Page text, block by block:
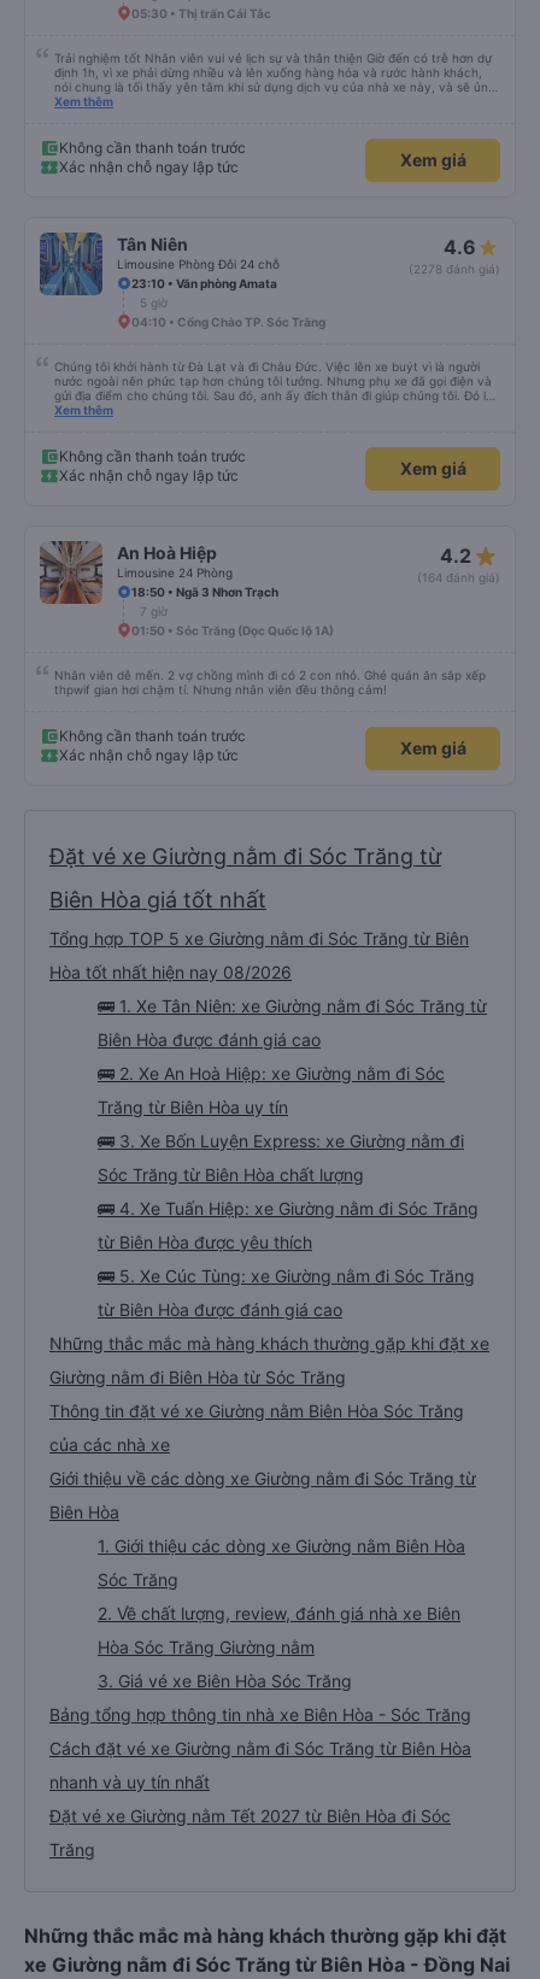
&quot;B Bạn bị sao vậy?&quot; Chuyện gì xảy ra với bạn vậy?&quot; Bây giờ
là 2:30 và tôi đang nói về nó. ạn bằng xe bu lông Limousine. Tôi nghĩ tài xế
nếu không có tài xế... Cảm ơn các bạn rất nhiều.
05:30 • Thị trấn Cái Tắc
Trải nghiệm tốt Nhân viên vui vẻ lịch sự và thân thiện Giờ đến có trễ hơn dự
định 1h, vì xe phải dừng nhiều và lên xuống hàng hóa và rước hành khách,
nói chung là tối thấy yên tâm khi sử dụng dịch vụ của nhà xe này, và sẽ ủng
hộ và giới thiệu cho người thân sử dụng dịch vụ của nhà xe này
Xem thêm
Không cần thanh toán trước
Xác nhận chỗ ngay lập tức
Xem giá
Tân Niên
Limousine Phòng Đôi 24 chỗ
4.6
(2278 đánh giá)
23:10 • Văn phòng Amata
5 giờ
04:10 • Cổng Chào TP. Sóc Trăng
Chúng tôi khởi hành từ Đà Lạt và đi Châu Đức. Việc lên xe buýt vì là người
nước ngoài nên phức tạp hơn chúng tôi tưởng. Nhưng phụ xe đã gọi điện và
gửi địa điểm cho chúng tôi. Sau đó, anh ấy đích thân đi giúp chúng tôi. Đó là
lần đầu tiên đi xe giường nằm với hai đứa trẻ nhỏ khá thú vị. Chúng tôi không
điểm dừng, họ đánh thức chúng tôi dậy và đảm bảo chúng tôi đã sẵn sàng.
Nhìn chung, đó là một trải nghiệm tốt. Mỗi giường đều có gối và chăn, và đủ
chỗ cho 1 người lớn và 1 trẻ em nằm thoải mái.
Xem thêm
Không cần thanh toán trước
Xác nhận chỗ ngay lập tức
Xem giá
An Hoà Hiệp
Limousine 24 Phòng
4.2 star_rate
(164 đánh giá)
18:50 • Ngã 3 Nhơn Trạch
7 giờ
01:50 • Sóc Trăng (Dọc Quốc lộ 1A)
Nhân viên dễ mến. 2 vợ chồng mình đi có 2 con nhỏ. Ghé quán ăn sắp xếp
thpwif gian hơi chậm tí. Nhưng nhân viên đều thông cảm!
Không cần thanh toán trước
Xác nhận chỗ ngay lập tức
Xem giá
Đặt vé xe Giường nằm đi Sóc Trăng từ
Biên Hòa giá tốt nhất
Tổng hợp TOP 5 xe Giường nằm đi Sóc Trăng từ Biên
Hòa tốt nhất hiện nay 08/2026
🚌 1. Xe Tân Niên: xe Giường nằm đi Sóc Trăng từ
Biên Hòa được đánh giá cao
🚌 2. Xe An Hoà Hiệp: xe Giường nằm đi Sóc
Trăng từ Biên Hòa uy tín
🚌 3. Xe Bốn Luyện Express: xe Giường nằm đi
Sóc Trăng từ Biên Hòa chất lượng
🚌 4. Xe Tuấn Hiệp: xe Giường nằm đi Sóc Trăng
từ Biên Hòa được yêu thích
🚌 5. Xe Cúc Tùng: xe Giường nằm đi Sóc Trăng
từ Biên Hòa được đánh giá cao
Những thắc mắc mà hàng khách thường gặp khi đặt xe
Giường nằm đi Biên Hòa từ Sóc Trăng
Thông tin đặt vé xe Giường nằm Biên Hòa Sóc Trăng
của các nhà xe
Giới thiệu về các dòng xe Giường nằm đi Sóc Trăng từ
Biên Hòa
1. Giới thiệu các dòng xe Giường nằm Biên Hòa
Sóc Trăng
2. Về chất lượng, review, đánh giá nhà xe Biên
Hòa Sóc Trăng Giường nằm
3. Giá vé xe Biên Hòa Sóc Trăng
Bảng tổng hợp thông tin nhà xe Biên Hòa - Sóc Trăng
Cách đặt vé xe Giường nằm đi Sóc Trăng từ Biên Hòa
nhanh và uy tín nhất
Đặt vé xe Giường nằm Tết 2027 từ Biên Hòa đi Sóc
Trăng
Những thắc mắc mà hàng khách thường gặp khi đặt
xe Giường nằm đi Sóc Trăng từ Biên Hòa - Đồng Nai